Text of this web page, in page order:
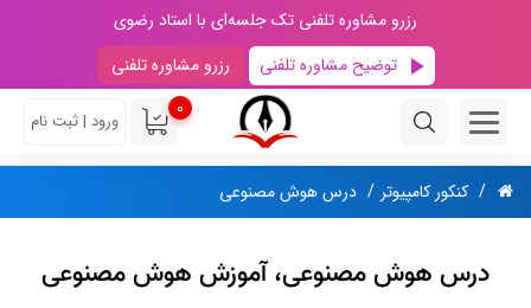
رزرو مشاوره تلفنی تک جلسه‌ای با استاد رضوی
توضیح مشاوره تلفنی
رزرو مشاوره تلفنی
0
ورود | ثبت نام
کنکور کامپیوتر درس هوش مصنوعی
درس هوش مصنوعی، آموزش هوش مصنوعی